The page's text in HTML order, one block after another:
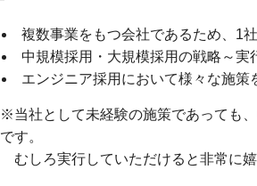
複数事業をもつ会社であるため、1
中規模採用・大規模採用の戦略～実
エンジニア採用において様々な施策
※当社として未経験の施策であっても
です。
むしろ実行していただけると非常に